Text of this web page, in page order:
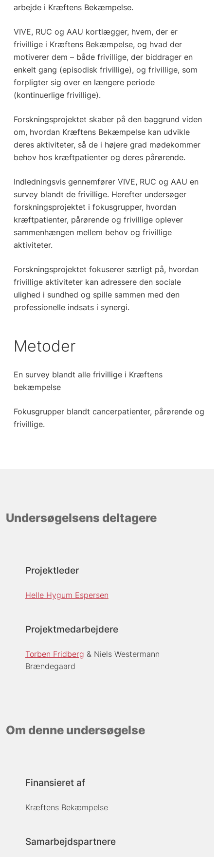
arbejde i Kræftens Bekæmpelse.
VIVE, RUC og AAU kortlægger, hvem, der er
frivillige i Kræftens Bekæmpelse, og hvad der
motiverer dem – både frivillige, der biddrager en
enkelt gang (episodisk frivillige), og frivillige, som
forpligter sig over en længere periode
(kontinuerlige frivillige).
Forskningsprojektet skaber på den baggrund viden
om, hvordan Kræftens Bekæmpelse kan udvikle
deres aktiviteter, så de i højere grad mødekommer
behov hos kræftpatienter og deres pårørende.
Indledningsvis gennemfører VIVE, RUC og AAU en
survey blandt de frivillige. Herefter undersøger
forskningsprojektet i fokusgrupper, hvordan
kræftpatienter, pårørende og frivillige oplever
sammenhængen mellem behov og frivillige
aktiviteter.
Forskningsprojektet fokuserer særligt på, hvordan
frivillige aktiviteter kan adressere den sociale
ulighed i sundhed og spille sammen med den
professionelle indsats i synergi.
Metoder
En survey blandt alle frivillige i Kræftens
bekæmpelse
Fokusgrupper blandt cancerpatienter, pårørende og
frivillige.
Undersøgelsens deltagere
Projektleder
Helle Hygum Espersen
Projektmedarbejdere
Torben Fridberg
Niels Westermann
Brændegaard
Om denne undersøgelse
Finansieret af
Kræftens Bekæmpelse
Samarbejdspartnere